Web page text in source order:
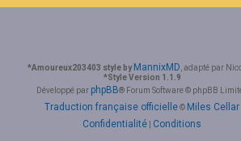
*Amoureux203403 style byMannixMD , adapté par
*Style Version 1.1.9
Développé par phpBB® Forum Software © phpBB
Traduction française officielle© Miles Cellar
Confidentialité Conditions